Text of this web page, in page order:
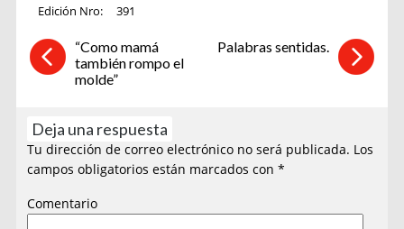
Edición Nro:
391
“Como mamá
también rompo el
molde”
Palabras sentidas.
Deja una respuesta
Tu dirección de correo electrónico no será publicada. Los
campos obligatorios están marcados con*
Comentario